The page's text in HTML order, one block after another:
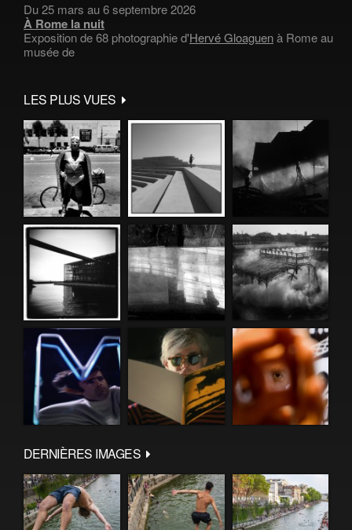
Du 25 mars au 6 septembre 2026
À Rome la nuit
Exposition de 68 photographie d'Hervé Gloaguenà Rome au
musée de
LES PLUS VUES
DERNIÈRES IMAGES